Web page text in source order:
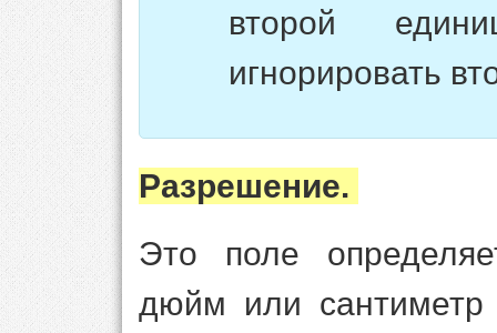
второй
игнорировать
Разрешение.
Это поле
дюйм или сантиметр